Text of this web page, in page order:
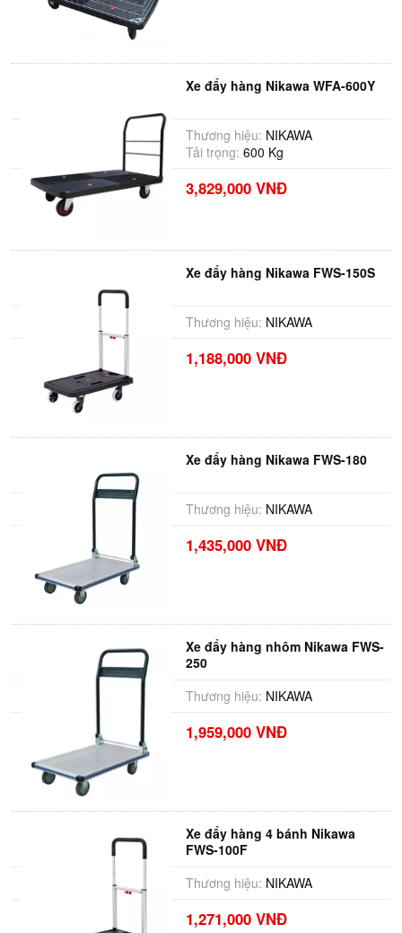
Xe đẩy hàng Nikawa WFA-600Y
Thương hiệu: NIKAWA
Tải trọng: 600 Kg
3,829,000 VNĐ
Xe đẩy hàng Nikawa FWS-150S
Thương hiệu: NIKAWA
1,188,000 VNĐ
Xe đẩy hàng Nikawa FWS-180
Thương hiệu: NIKAWA
1,435,000 VNĐ
Xe đẩy hàng nhôm Nikawa FWS-
250
Thương hiệu: NIKAWA
1,959,000 VNĐ
Xe đẩy hàng 4 bánh Nikawa
FWS-100F
Thương hiệu: NIKAWA
1,271,000 VNĐ